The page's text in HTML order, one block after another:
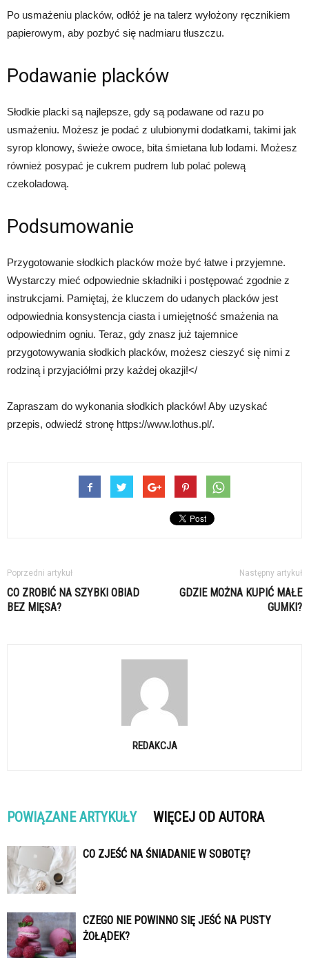
Po usmażeniu placków, odłóż je na talerz wyłożony ręcznikiem
papierowym, aby pozbyć się nadmiaru tłuszczu.
Podawanie placków
Słodkie placki są najlepsze, gdy są podawane od razu po
usmażeniu. Możesz je podać z ulubionymi dodatkami, takimi jak
syrop klonowy, świeże owoce, bita śmietana lub lodami. Możesz
również posypać je cukrem pudrem lub polać polewą
czekoladową.
Podsumowanie
Przygotowanie słodkich placków może być łatwe i przyjemne.
Wystarczy mieć odpowiednie składniki i postępować zgodnie z
instrukcjami. Pamiętaj, że kluczem do udanych placków jest
odpowiednia konsystencja ciasta i umiejętność smażenia na
odpowiednim ogniu. Teraz, gdy znasz już tajemnice
przygotowywania słodkich placków, możesz cieszyć się nimi z
rodziną i przyjaciółmi przy każdej okazji!</
Zapraszam do wykonania słodkich placków! Aby uzyskać
przepis, odwiedź stronę https://www.lothus.pl/.
Poprzedni artykuł
CO ZROBIĆ NA SZYBKI OBIAD
BEZ MIĘSA?
Następny artykuł
GDZIE MOŻNA KUPIĆ MAŁE
GUMKI?
REDAKCJA
POWIĄZANE ARTYKUŁY WIĘCEJ OD AUTORA
CO ZJEŚĆ NA ŚNIADANIE W SOBOTĘ?
CZEGO NIE POWINNO SIĘ JEŚĆ NA PUSTY
ŻOŁĄDEK?